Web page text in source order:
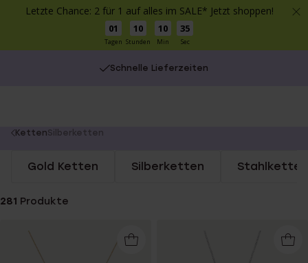
Letzte Chance: 2 für 1 auf alles im SALE* Jetzt shoppen!
01
Tagen
10
Stunden
10
Min
35
Sec
Schnelle Lieferzeiten
Kostenlose Lieferung ab €49
You
here:
KettenSilberketten
Gold Ketten Silberketten Stahlketten
281 Produkte